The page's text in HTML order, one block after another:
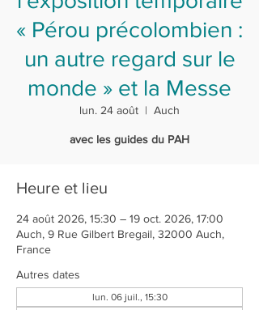
« Pérou précolombien :
un autre regard sur le
monde » et la Messe
lun. 24 août
  |
Auch
avec les guides du PAH
Heure et lieu
24 août 2026, 15:30 – 19 oct. 2026, 17:00
Auch, 9 Rue Gilbert Bregail, 32000 Auch,
France
Autres dates
lun. 06 juil., 15:30